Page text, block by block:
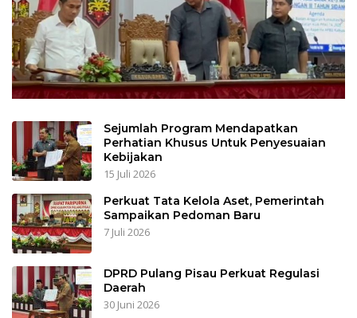
Sejumlah Program Mendapatkan
Perhatian Khusus Untuk Penyesuaian
Kebijakan
15 Juli 2026
Perkuat Tata Kelola Aset, Pemerintah
Sampaikan Pedoman Baru
7 Juli 2026
DPRD Pulang Pisau Perkuat Regulasi
Daerah
30 Juni 2026